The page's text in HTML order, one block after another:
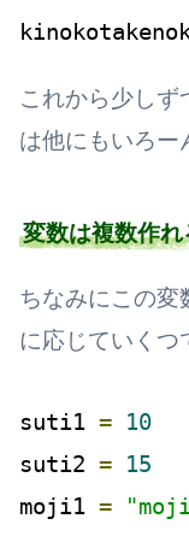
これから少し
は他にもいろー
変数は複数作れ
ちなみにこの
に応じていくつ
suti1 = 10
suti2 = 15
moji1 =